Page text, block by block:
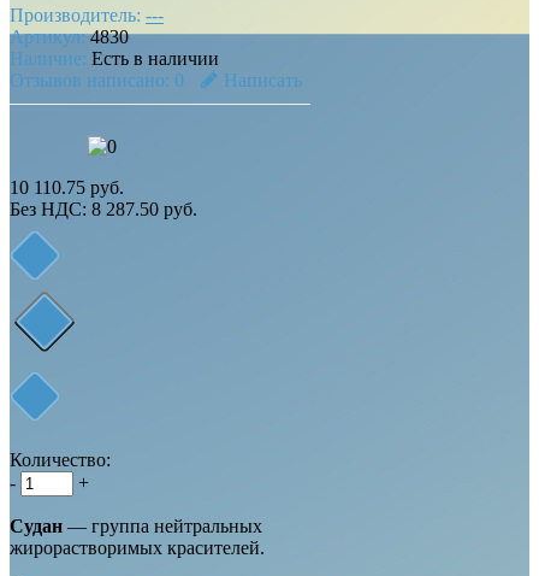
Производитель: ---
Артикул:4830
Наличие: Есть в наличии
Отзывов написано: 0 Написать
10 110.75 руб.
Без НДС: 8 287.50 руб.
Количество:
-
+
Судан — группа нейтральных
жирорастворимых красителей.